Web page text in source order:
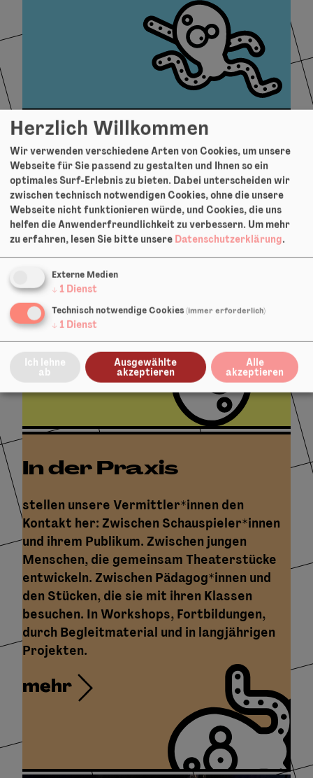
Vermittlung
von Theater bedeutet im
TheaterGrueneSosse, möglichst vielen
Kindern und Jugendlichen aus allen Milieus
dauerhaften Zugang und die Teilhabe am
kulturellen Leben zu ermöglichen.
mehr
In der Praxis
stellen unsere Vermittler*innen den
Kontakt her: Zwischen Schauspieler*innen
und ihrem Publikum. Zwischen jungen
Menschen, die gemeinsam Theaterstücke
entwickeln. Zwischen Pädagog*innen und
den Stücken, die sie mit ihren Klassen
besuchen. In Workshops, Fortbildungen,
durch Begleitmaterial und in langjährigen
Projekten.
mehr
Herzlich Willkommen
Wir verwenden verschiedene Arten von Cookies, um unsere
Webseite für Sie passend zu gestalten und Ihnen so ein
optimales Surf-Erlebnis zu bieten. Dabei unterscheiden wir
zwischen technisch notwendigen Cookies, ohne die unsere
Webseite nicht funktionieren würde, und Cookies, die uns
helfen die Anwenderfreundlichkeit zu verbessern. Um mehr
zu erfahren, lesen Sie bitte unsere Datenschutzerklärung.
Externe Medien
↓ 1 Dienst
Technisch notwendige Cookies (immer erforderlich)
↓ 1 Dienst
Ich lehne
ab
Ausgewählte
akzeptieren
Alle
akzeptieren